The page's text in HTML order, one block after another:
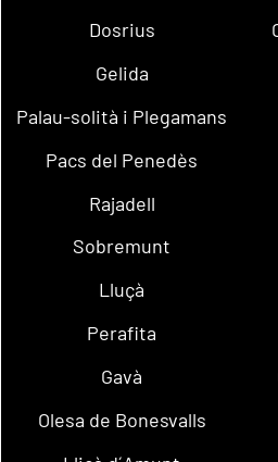
Dosrius
Gelida
Palau-solità i Plegamans
Pacs del Penedès
Rajadell
Sobremunt
Lluçà
Perafita
Gavà
Olesa de Bonesvalls